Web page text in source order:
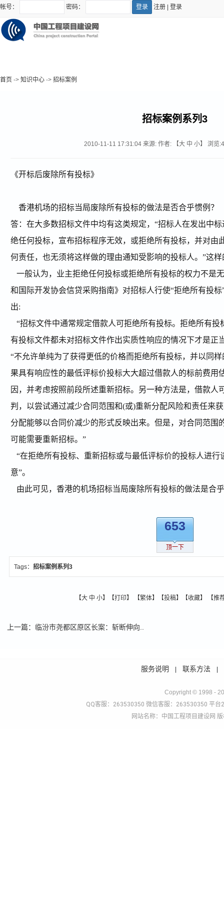
帐号： 密码： 注册 登录
首页 -> 知识中心 -> 招标案例
招标案例系列3
2010-11-11 17:31:04 来源: 作者: 【大 中 小】 浏览:
《开标后废除所有投标》
香港机场的招标当局废除所有投标的做法是否合乎惯例？
答：在大多数招标文件中均有这类规定，“招标人在发出中
绝任何投标，宣布招标程序无效，或拒绝所有投标，并对由
何责任，也无须将这样做的理由通知受影响的投标人。”这
一般认为，业主拒绝任何投标或拒绝所有投标的权力不是
和国际开发协会信贷采购指南》对招标人行使“拒绝所有投
出:
“招标文件中通常规定借款人可拒绝所有投标。拒绝所有投
有投标文件都未对招标文件作出实质性响应的情况下才是正
“不允许单纯为了获得更低的价格而拒绝所有投标，并以同
果具有响应性的最低评标价投标大大超过借款人的标前费用
因，并考虑按照前段所述重新招标。另一种方法是，借款人
判，以尝试通过减少合同范围和(或)重新分配风险和责任来
分配能够以合同价减少的形式反映出来。但是，对合同范围
可能需要重新招标。”
“在拒绝所有投标、重新招标或与最低评标价的投标人进行
意”。
由此可见，香港的机场招标当局废除所有投标的做法是合
653
顶一下
Tags： 招标案例系列3
【大 中 小】【打印】 【繁体】【投稿】【收藏】 【推
上一篇： 临汾市尧都区原区长案：斩断伸向..
服务说明 联系方法
Copyright © 1998 -
QQ客服：263530350 微信客服：263530350 平
网站名称：中国工程项目建设网